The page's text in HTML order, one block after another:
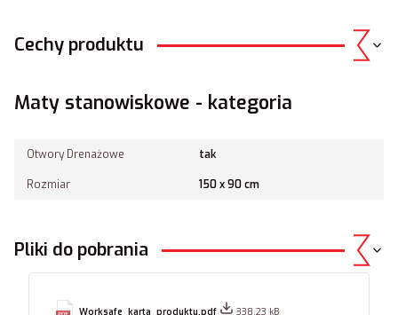
Cechy produktu
Maty stanowiskowe - kategoria
Otwory Drenażowe tak
Rozmiar 150 x 90 cm
Pliki do pobrania
Worksafe_karta_produktu.pdf 338.23 kB